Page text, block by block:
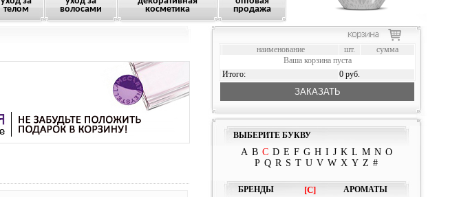
телом
волосами
косметика
продажа
наименование шт.
сумма
Ваша корзина пуста
Итого:
0 руб.
ЗАКАЗАТЬ
ВЫБЕРИТЕ БУКВУ
A B C D E F G H I J K L M N O
P Q R S T U V W X Y Z #
БРЕНДЫ [C]
АРОМАТЫ